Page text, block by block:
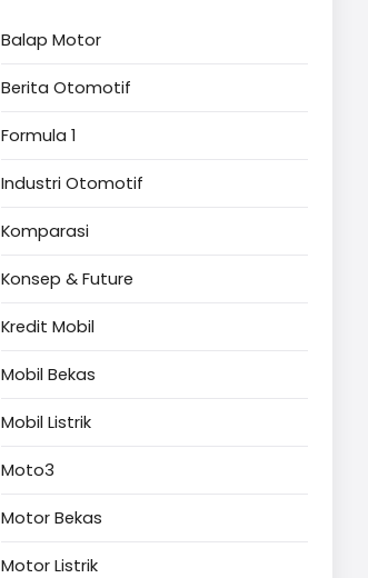
Balap Motor
Berita Otomotif
Formula 1
Industri Otomotif
Komparasi
Konsep & Future
Kredit Mobil
Mobil Bekas
Mobil Listrik
Moto3
Motor Bekas
Motor Listrik